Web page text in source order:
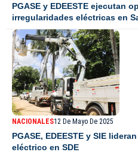
PGASE y EDEESTE ejecutan
irregularidades eléctricas en
NACIONALES12 De Mayo De 2025
PGASE, EDEESTE y SIE
eléctrico en SDE